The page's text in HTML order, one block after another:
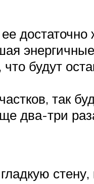
достаточно
будут
так
два-три
стену,